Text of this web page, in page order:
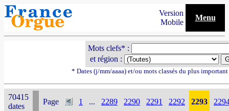
Version
Mobile
Menu
Mots clefs* :
et région :
* Dates (j/mm/aaaa) et/ou mots classés du plus
70415
dates
Page 1 ... 2289 2290 2291 2292 2293